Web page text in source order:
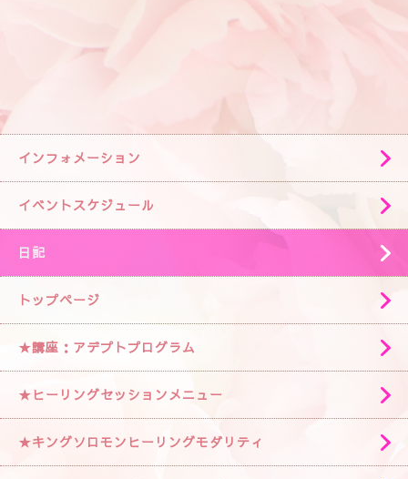
インフォメーション
イベントスケジュール
日記
トップページ
★講座：アデプトプログラム
★ヒーリングセッションメニュー
★キングソロモンヒーリングモダリティ